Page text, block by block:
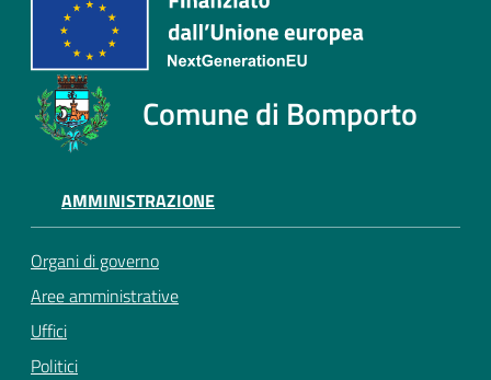
Comune di Bomporto
AMMINISTRAZIONE
Organi di governo
Aree amministrative
Uffici
Politici